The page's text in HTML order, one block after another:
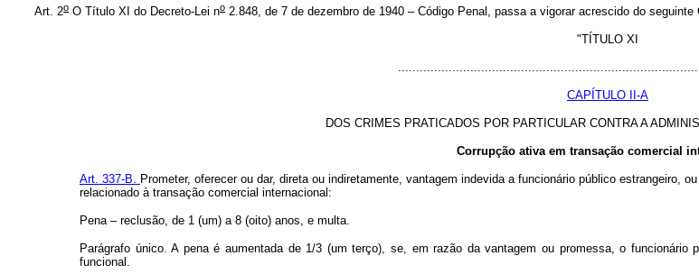
Art. 2o O Título XI do Decreto-Lei no 2.848, de 7 de dezembro de 1940 – Código Penal, passa a vigorar acrescido do seguinte
"TÍTULO XI
CAPÍTULO II-A
DOS CRIMES PRATICADOS POR PARTICULAR CONTRA A
Corrupção ativa em transação comercial
Art. 337-B. Prometer, oferecer ou dar, direta ou indiretamente, vantagem indevida a funcionário público estrangeiro,
relacionado à transação comercial internacional:
Pena – reclusão, de 1 (um) a 8 (oito) anos, e multa.
Parágrafo único. A pena é aumentada de 1/3 (um terço), se, em razão da vantagem ou promessa, o
funcional.